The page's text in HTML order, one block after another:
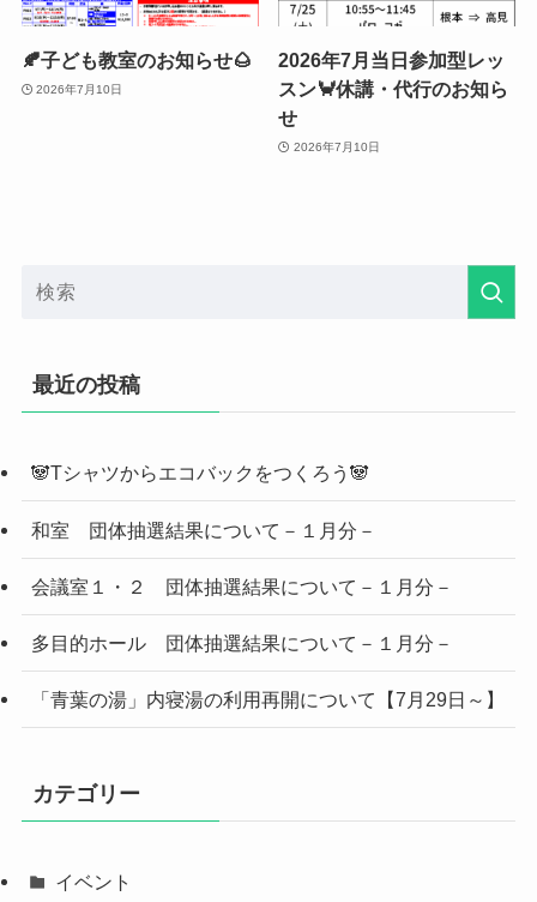
🍂子ども教室のお知らせ🌰
2026年7月10日
2026年7月当日参加型レッ
スン🦀休講・代行のお知ら
せ
2026年7月10日
最近の投稿
🐼Tシャツからエコバックをつくろう🐼
和室 団体抽選結果について－１月分－
会議室１・２ 団体抽選結果について－１月分－
多目的ホール 団体抽選結果について－１月分－
「青葉の湯」内寝湯の利用再開について【7月29日～】
カテゴリー
イベント